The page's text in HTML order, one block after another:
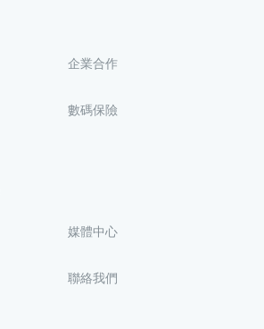
企業合作
數碼保險
媒體中心
聯絡我們